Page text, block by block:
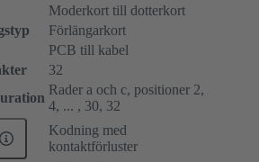
Moderkort till dotterkort
Förlängarkort
PCB till kabel
32
Rader a och c, positioner 2,
4, ... , 30, 32
Kodning med
kontaktförluster